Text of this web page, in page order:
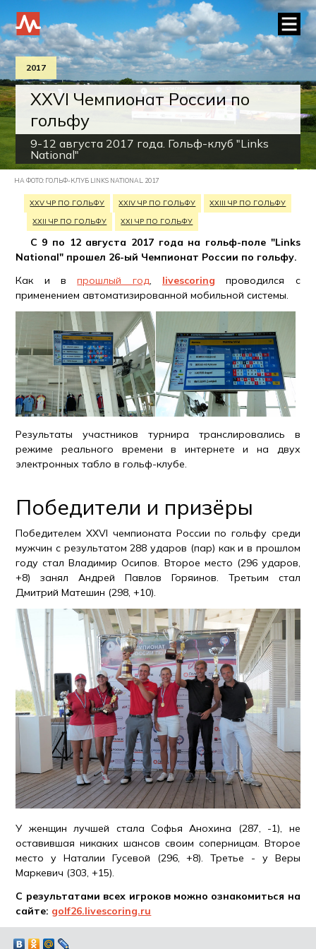
2017
XXVI Чемпионат России по
гольфу
9-12 августа 2017 года. Гольф-клуб "Links
National"
НА ФОТО: ГОЛЬФ-КЛУБ LINKS NATIONAL. 2017
XХV ЧР ПО ГОЛЬФУ XХIV ЧР ПО ГОЛЬФУ
XХIII ЧР ПО ГОЛЬФУ
XХII ЧР ПО ГОЛЬФУ
XХI ЧР ПО ГОЛЬФУ
С 9 по 12 августа 2017 года на гольф-поле "Links
National" прошел 26-ый Чемпионат России по гольфу.
Как и впрошлый год, livescoring проводился с
применением автоматизированной мобильной системы.
Результаты участников турнира транслировались в
режиме реального времени в интернете и на двух
электронных табло в гольф-клубе.
Победители и призёры
Победителем XXVI чемпионата России по гольфу среди
мужчин с результатом 288 ударов (пар) как и в прошлом
году стал Владимир Осипов. Второе место (296 ударов,
+8) занял Андрей Павлов Горяинов. Третьим стал
Дмитрий Матешин (298, +10).
У женщин лучшей стала Софья Анохина (287, -1), не
оставившая никаких шансов своим соперницам. Второе
место у Наталии Гусевой (296, +8). Третье - у Веры
Маркевич (303, +15).
С результатами всех игроков можно ознакомиться на
сайте: golf26.livescoring.ru